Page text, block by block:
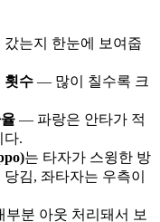
는지 한눈에 보여줍
횟수 — 많이 칠수록 크
— 파랑은 안타가 적
다.
는 타자가 스윙한 방
김, 좌타자는 우측이
부분 아웃 처리돼서 보